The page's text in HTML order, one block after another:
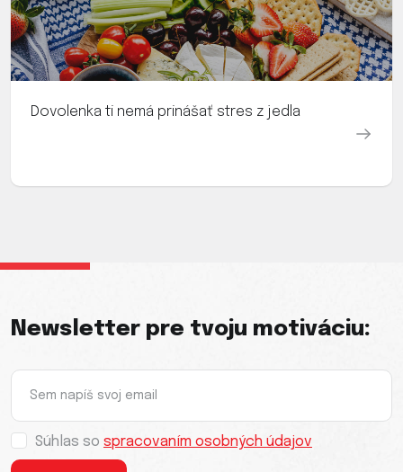
Dovolenka ti nemá prinášať stres z jedla
Newsletter pre tvoju motiváciu:
Súhlas so spracovaním osobných údajov